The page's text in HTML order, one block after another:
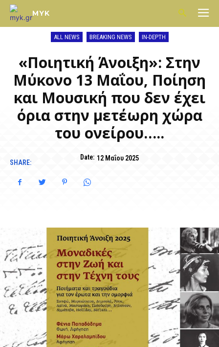
MYK
ALL NEWS BREAKING NEWS IN-DEPTH
«Ποιητική Άνοιξη»: Στην
Μύκονο 13 Μαΐου, Ποίηση
και Μουσική που δεν έχει
όρια στην μετέωρη χώρα
του ονείρου…..
Date: 12 Μαΐου 2025
SHARE: